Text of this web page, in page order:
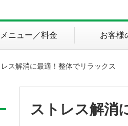
メニュー／料金 お客様
ス解消に最適！整体でリラックス
ストレス解消